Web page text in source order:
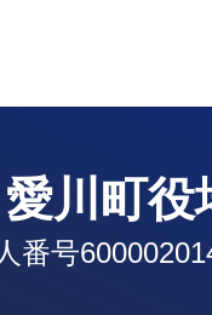
愛川町役
番号